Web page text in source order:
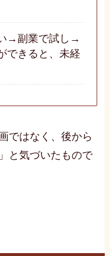
→副業で試し→
できると、未経
ではなく、後から
と気づいたもので